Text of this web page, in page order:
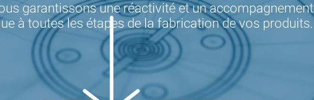
garantissons une réactivité et un accompagnement
à toutes les étapes de la fabrication de vos produits.